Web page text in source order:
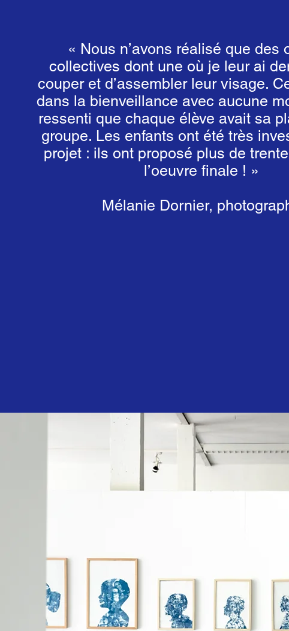
« Nous n’avons réalisé que
collectives dont une où je leur ai
couper et d’assembler leur visage.
dans la bienveillance avec aucune
ressenti que chaque élève avait sa
groupe. Les enfants ont été très
projet : ils ont proposé plus de
l’oeuvre finale ! »
Mélanie Dornier,